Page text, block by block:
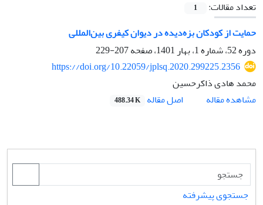
تعداد مقالات:
1
حمایت از کودکان بزه‌دیده در دیوان کیفری بین‌المللی
دوره 52، شماره 1، بهار 1401، صفحه
207-229
https://doi.org/10.22059/jplsq.2020.299225.2356
محمد هادی ذاکرحسین
مشاهده مقاله
اصل مقاله 488.34 K
جستجوی پیشرفته